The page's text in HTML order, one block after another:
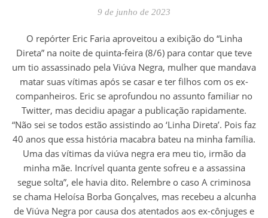
9 de junho de 2023
O repórter Eric Faria aproveitou a exibição do “Linha
Direta” na noite de quinta-feira (8/6) para contar que teve
um tio assassinado pela Viúva Negra, mulher que mandava
matar suas vítimas após se casar e ter filhos com os ex-
companheiros. Eric se aprofundou no assunto familiar no
Twitter, mas decidiu apagar a publicação rapidamente.
“Não sei se todos estão assistindo ao ‘Linha Direta’. Pois faz
40 anos que essa história macabra bateu na minha família.
Uma das vítimas da viúva negra era meu tio, irmão da
minha mãe. Incrível quanta gente sofreu e a assassina
segue solta”, ele havia dito. Relembre o caso A criminosa
se chama Heloísa Borba Gonçalves, mas recebeu a alcunha
de Viúva Negra por causa dos atentados aos ex-cônjuges e